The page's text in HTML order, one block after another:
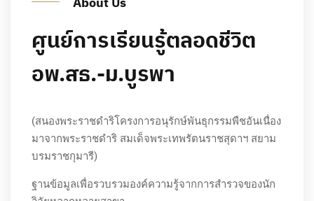
ศูนย์การเรียนรู้ตลอดชีวิต
อพ.สธ.-ม.บูรพา
(สนองพระราชดำริโครงการอนุรักษ์พันธุกรรมพืชอันเนื่อง
มาจากพระราชดำริ สมเด็จพระเทพรัตนราชสุดาฯ สยาม
บรมราชกุมารี)
ฐานข้อมูลเพื่อรวบรวมองค์ความรู้จากการสำรวจของนัก